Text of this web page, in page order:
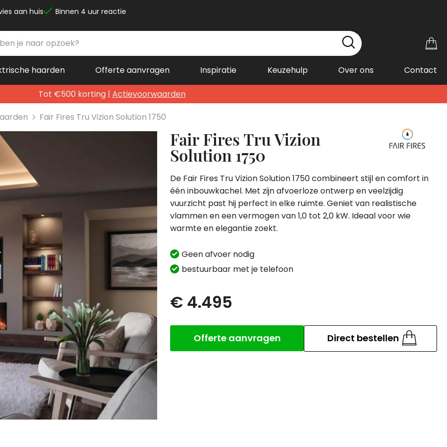
aan huis Binnen 4 uur reactie
haarden Offerte aanvragen Inspiratie Keuzehulp Over ons Contact
Tot €500 korting | Actievoorwaarden
Fair Fires Tru Vizion Solution 1750
Fair Fires Tru Vizion
Solution 1750
De Fair Fires Tru Vizion Solution 1750 combineert stijl en comfort in
één inbouwkachel. Met zijn afvoerloze ontwerp en veelzijdig
vuurzicht past hij perfect in elke ruimte. Geniet van realistische
vlammen en een vermogen van 1,0 tot 2,0 kW. Ideaal voor wie
warmte en elegantie zoekt.
Geen afvoer nodig
bestuurbaar met je telefoon
€ 4.495
Direct bestellen
Offerte aanvragen